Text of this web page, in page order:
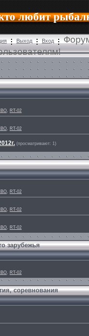
любит
Выход Вход
, RT-02
, RT-02
(просматривают: 1)
, RT-02
, RT-02
, RT-02
зарубежья
, RT-02
соревнования